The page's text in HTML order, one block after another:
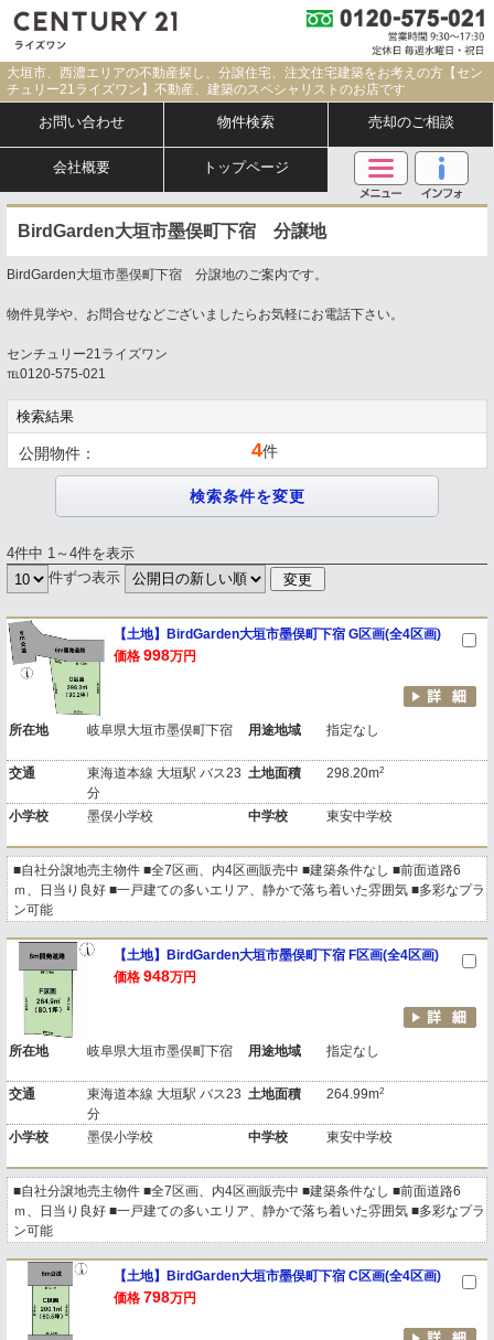
大垣市、西濃エリアの不動産探し、分譲住宅、注文住宅建築をお考えの方【セン
チュリー21ライズワン】不動産、建築のスペシャリストのお店です
お問い合わせ 物件検索 売却のご相談
会社概要 トップページ
BirdGarden大垣市墨俣町下宿 分譲地
BirdGarden大垣市墨俣町下宿 分譲地のご案内です。
物件見学や、お問合せなどございましたらお気軽にお電話下さい。
センチュリー21ライズワン
℡0120-575-021
検索結果
公開物件： 4件
4件中 1～4件を表示
件ずつ表示
【土地】BirdGarden大垣市墨俣町下宿 G区画(全4区画)
価格 998万円
所在地 岐阜県大垣市墨俣町下宿 用途地域 指定なし
交通
東海道本線 大垣駅 バス23
分
土地面積 298.20m2
小学校 墨俣小学校 中学校 東安中学校
■自社分譲地売主物件 ■全7区画、内4区画販売中 ■建築条件なし ■前面道路6
ｍ、日当り良好 ■一戸建ての多いエリア、静かで落ち着いた雰囲気 ■多彩なプラ
ン可能
【土地】BirdGarden大垣市墨俣町下宿 F区画(全4区画)
価格 948万円
所在地 岐阜県大垣市墨俣町下宿 用途地域 指定なし
交通
東海道本線 大垣駅 バス23
分
土地面積 264.99m2
小学校 墨俣小学校 中学校 東安中学校
■自社分譲地売主物件 ■全7区画、内4区画販売中 ■建築条件なし ■前面道路6
ｍ、日当り良好 ■一戸建ての多いエリア、静かで落ち着いた雰囲気 ■多彩なプラ
ン可能
【土地】BirdGarden大垣市墨俣町下宿 C区画(全4区画)
価格 798万円